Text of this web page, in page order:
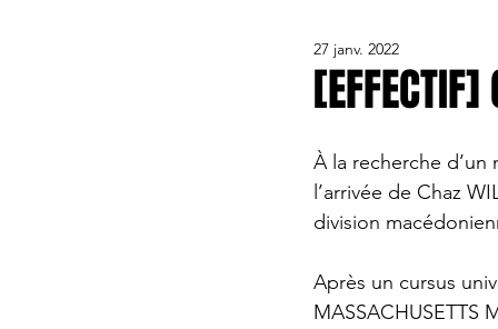
27 janv. 2022
À la recherche
l’arrivée de Chaz
division
Après un cursus
MASSACHUSETTS